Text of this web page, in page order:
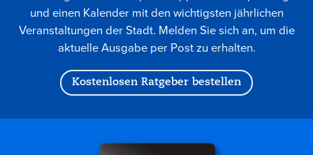
und einen Kalender mit den wichtigsten jährlichen
Veranstaltungen der Stadt. Melden Sie sich an, um die
aktuelle Ausgabe per Post zu erhalten.
Kostenlosen Ratgeber bestellen